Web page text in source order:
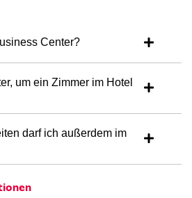
Center?
um ein Zimmer im Hotel
darf ich außerdem im